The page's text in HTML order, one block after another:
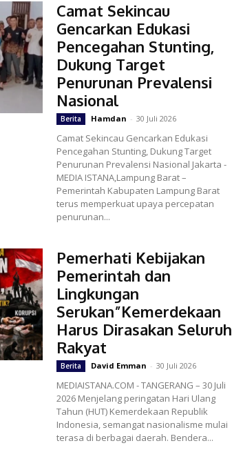
Camat Sekincau
Gencarkan Edukasi
Pencegahan Stunting,
Dukung Target
Penurunan Prevalensi
Nasional
Berita Hamdan - 30 Juli 2026
Camat Sekincau Gencarkan Edukasi
Pencegahan Stunting, Dukung Target
Penurunan Prevalensi Nasional Jakarta -
MEDIA ISTANA,Lampung Barat –
Pemerintah Kabupaten Lampung Barat
terus memperkuat upaya percepatan
penurunan...
Pemerhati Kebijakan
Pemerintah dan
Lingkungan
Serukan”Kemerdekaan
Harus Dirasakan Seluruh
Rakyat
Berita David Emman - 30 Juli 2026
MEDIAISTANA.COM - TANGERANG – 30 Juli
2026 Menjelang peringatan Hari Ulang
Tahun (HUT) Kemerdekaan Republik
Indonesia, semangat nasionalisme mulai
terasa di berbagai daerah. Bendera...